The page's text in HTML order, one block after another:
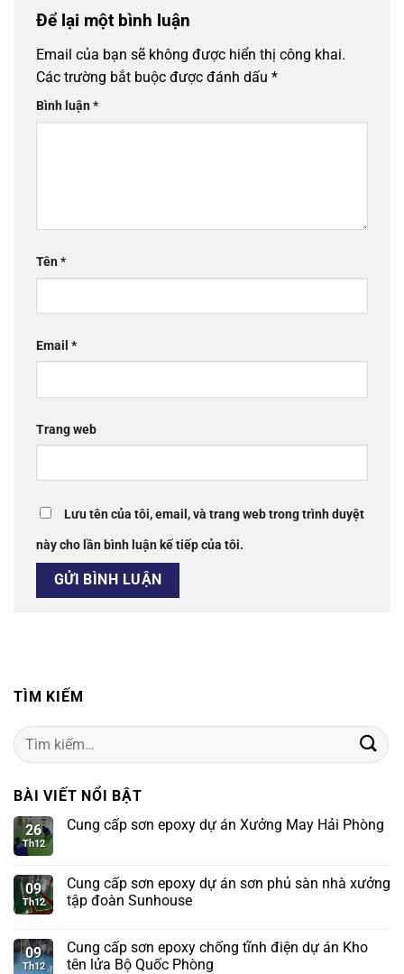
Để lại một bình luận
Email của bạn sẽ không được hiển thị công khai.
Các trường bắt buộc được đánh dấu *
Bình luận*
Tên*
Email *
Trang web
Lưu tên của tôi, email, và trang web trong trình duyệt
này cho lần bình luận kế tiếp của tôi.
TÌM KIẾM
Tìm
kiếm:
BÀI VIẾT NỔI BẬT
26
Th12
Cung cấp sơn epoxy dự án Xưởng May Hải Phòng
09
Th12
Cung cấp sơn epoxy dự án sơn phủ sàn nhà xưởng
tập đoàn Sunhouse
09
Th12
Cung cấp sơn epoxy chống tĩnh điện dự án Kho
tên lửa Bộ Quốc Phòng